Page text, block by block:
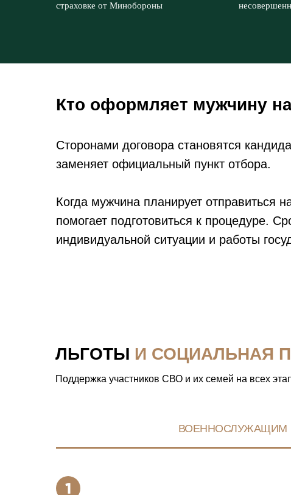
страховке от Минобороны
Кто оформляет мужчину
Сторонами договора становятся
заменяет официальный пункт отбора.
Когда мужчина планирует отправиться
помогает подготовиться к процедуре.
индивидуальной ситуации и работы
ЛЬГОТЫ И СОЦИАЛЬНАЯ
Поддержка участников СВО и их семей на всех
ВОЕННОСЛУЖАЩИМ